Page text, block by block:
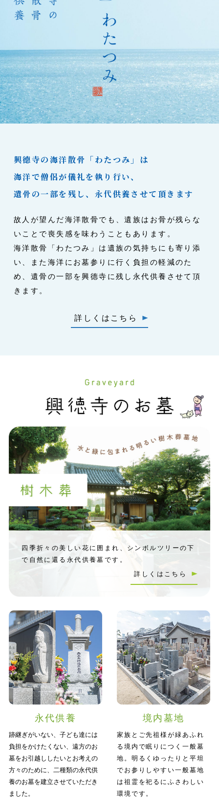
興德寺の海洋散骨「わたつみ」は
海洋で僧侶が儀礼を執り行い、
遺骨の一部を残し、永代供養させて頂きます
故人が望んだ海洋散骨でも、遺族はお骨が残らな
いことで喪失感を味わうこともあります。
海洋散骨「わたつみ」は遺族の気持ちにも寄り添
い、
また海洋にお墓参りに行く負担の軽減のた
め、 遺骨の一部を興德寺に残し永代供養させて頂
きます。
詳しくはこちら
四季折々の美しい花に囲まれ、シンボルツリーの下
で自然に還る永代供養墓です。
詳しくはこちら
永代供養
跡継ぎがいない、子ども達には
負担をかけたくない、遠方のお
墓をお引越ししたいとお考えの
方々のために、二種類の永代供
養のお墓を建立させていただき
ました。
境内墓地
家族とご先祖様が緑あふれ
る境内で眠りにつく一般墓
地。明るくゆったりと平坦
でお参りしやすい一般墓地
は祖霊を祀るにふさわしい
環境です。